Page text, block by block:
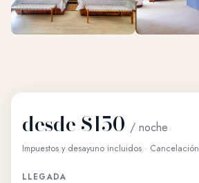
desde $150 / noche
Impuestos y desayuno incluidos ·
LLEGADA